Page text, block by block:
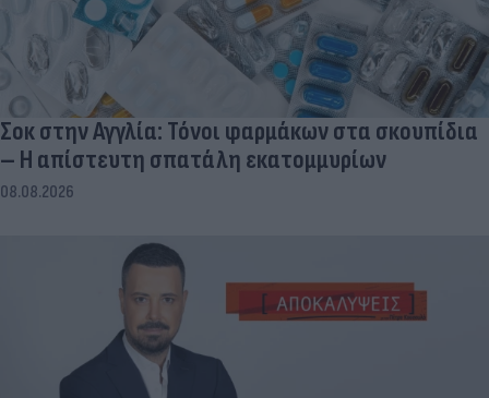
Σοκ στην Αγγλία: Τόνοι φαρμάκων στα σκουπίδια
– Η απίστευτη σπατάλη εκατομμυρίων
08.08.2026